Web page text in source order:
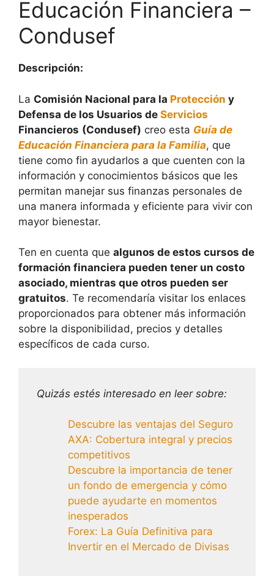
Educación Financiera –
Condusef
Descripción:
La Comisión Nacional para la Protección y
Defensa de los Usuarios de Servicios
Financieros (Condusef) creo esta Guía de
Educación Financiera para la Familia, que
tiene como fin ayudarlos a que cuenten con la
información y conocimientos básicos que les
permitan manejar sus finanzas personales de
una manera informada y eficiente para vivir con
mayor bienestar.
Ten en cuenta que algunos de estos cursos de
formación financiera pueden tener un costo
asociado, mientras que otros pueden ser
gratuitos. Te recomendaría visitar los enlaces
proporcionados para obtener más información
sobre la disponibilidad, precios y detalles
específicos de cada curso.
Quizás estés interesado en leer sobre:
Descubre las ventajas del Seguro
AXA: Cobertura integral y precios
competitivos
Descubre la importancia de tener
un fondo de emergencia y cómo
puede ayudarte en momentos
inesperados
Forex: La Guía Definitiva para
Invertir en el Mercado de Divisas